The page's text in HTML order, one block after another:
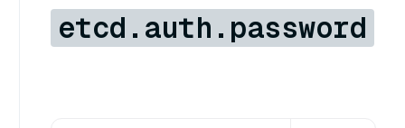
etcd.auth.password